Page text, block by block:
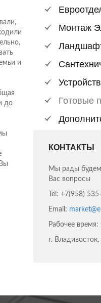
и
до
Монтаж
Готовые
КОНТАКТЫ
Мы рады будем
Вас вопросы
Tel: +7(958)
Email:
Рабочее время:
г.